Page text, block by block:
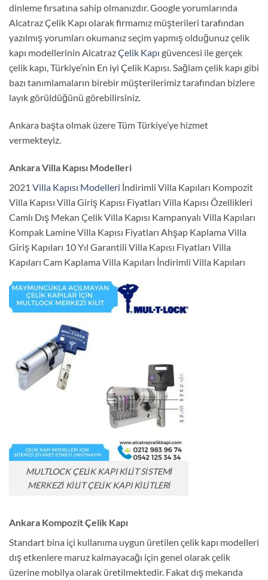
dinleme fırsatına sahip olmanızdır. Google yorumlarında
Alcatraz Çelik Kapı olarak firmamız müşterileri tarafından
yazılmış yorumları okumanız seçim yapmış olduğunuz çelik
kapı modellerinin AlcatrazÇelik Kapı güvencesi ile gerçek
çelik kapı, Türkiye’nin En iyi Çelik Kapısı. Sağlam çelik kapı gibi
bazı tanımlamaların birebir müşterilerimiz tarafından bizlere
layık görüldüğünü görebilirsiniz.
Ankara başta olmak üzere Tüm Türkiye’ye hizmet
vermekteyiz.
Ankara Villa Kapısı Modelleri
2021 Villa Kapısı Modelleri İndirimli Villa Kapıları Kompozit
Villa Kapısı Villa Giriş Kapısı Fiyatları Villa Kapısı Özellikleri
Camlı Dış Mekan Çelik Villa Kapısı Kampanyalı Villa Kapıları
Kompak Lamine Villa Kapısı Fiyatları Ahşap Kaplama Villa
Giriş Kapıları 10 Yıl Garantili Villa Kapısı Fiyatları Villa
Kapıları Cam Kaplama Villa Kapıları İndirimli Villa Kapıları
MULTLOCK ÇELİK KAPI KİLİT SİSTEMİ
MERKEZİ KİLİT ÇELİK KAPI KİLİTLERİ
Ankara Kompozit Çelik Kapı
Standart bina içi kullanıma uygun üretilen çelik kapı modelleri
dış etkenlere maruz kalmayacağı için genel olarak çelik
üzerine mobilya olarak üretilmektedir. Fakat dış mekanda